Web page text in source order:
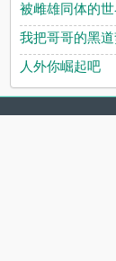
被雌雄同体的世
我把哥哥的黑道
人外你崛起吧